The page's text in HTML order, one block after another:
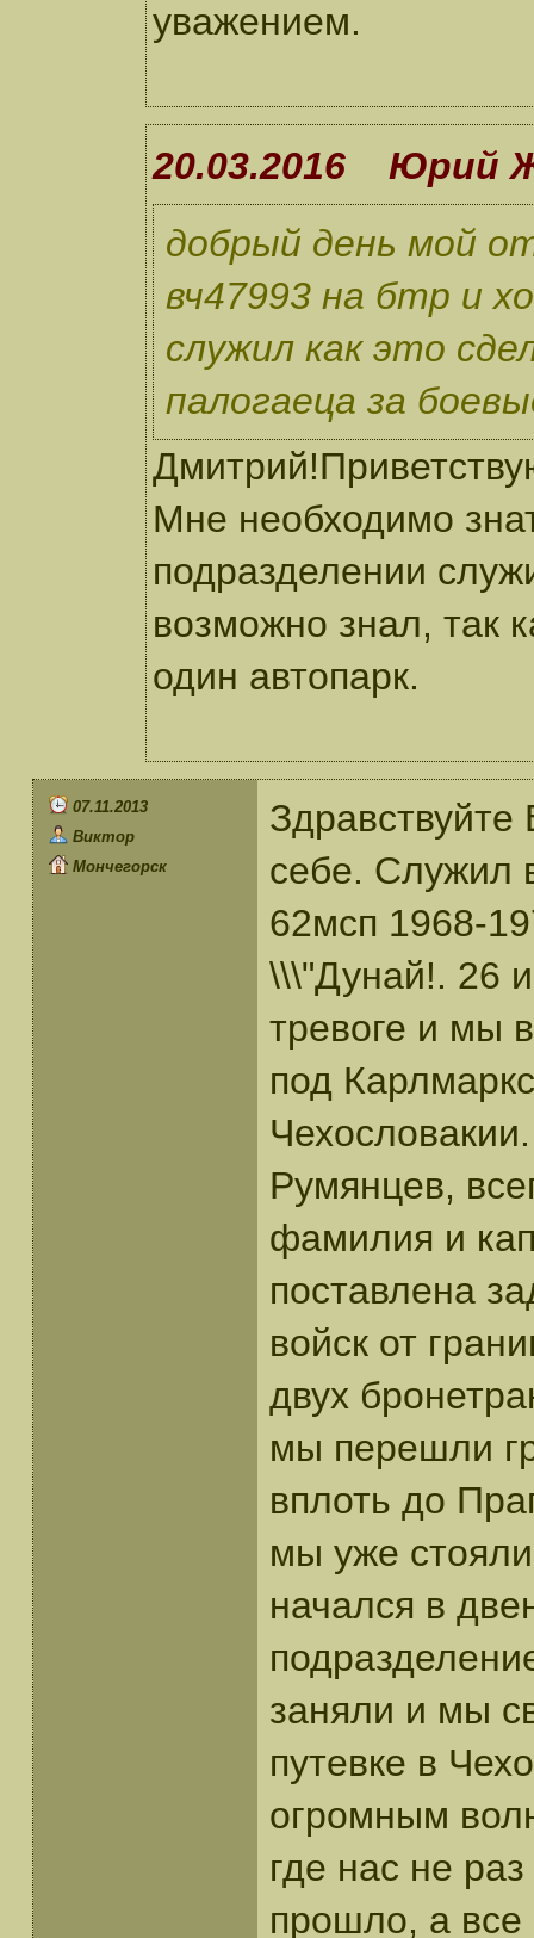
уважением.
20.03.2016 Юрий
добрый день мой
вч47993 на бтр и
служил как это
палогаеца за
Мне необходимо
подразделении
возможно знал, так
один автопарк.
07.11.2013
Виктор
Мончегорск
себе. Служил
62мсп 1968-
\\\"Дунай!. 26
тревоге и мы
под
Румянцев,
фамилия и
поставлена
войск от
двух
мы перешли
вплоть до
мы уже
начался в
заняли и мы
путевке в
огромным
где нас не
прошло, а все